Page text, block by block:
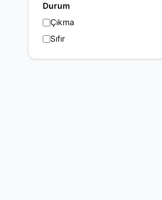
Durum
Çıkma
Sıfır